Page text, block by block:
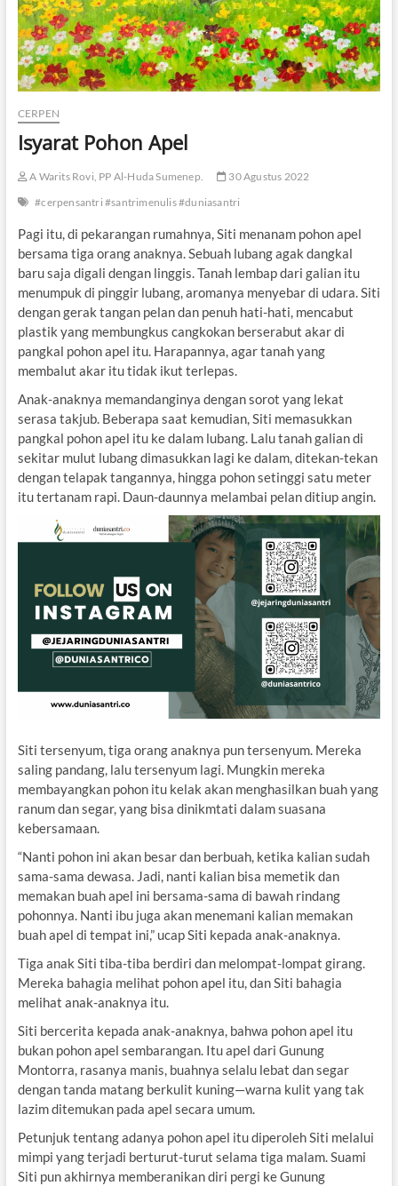
CERPEN
Isyarat Pohon Apel
A Warits Rovi, PP Al-Huda Sumenep.
30 Agustus 2022
#cerpensantri #santrimenulis #duniasantri
Pagi itu, di pekarangan rumahnya, Siti menanam pohon apel
bersama tiga orang anaknya. Sebuah lubang agak dangkal
baru saja digali dengan linggis. Tanah lembap dari galian itu
menumpuk di pinggir lubang, aromanya menyebar di udara. Siti
dengan gerak tangan pelan dan penuh hati-hati, mencabut
plastik yang membungkus cangkokan berserabut akar di
pangkal pohon apel itu. Harapannya, agar tanah yang
membalut akar itu tidak ikut terlepas.
Anak-anaknya memandanginya dengan sorot yang lekat
serasa takjub. Beberapa saat kemudian, Siti memasukkan
pangkal pohon apel itu ke dalam lubang. Lalu tanah galian di
sekitar mulut lubang dimasukkan lagi ke dalam, ditekan-tekan
dengan telapak tangannya, hingga pohon setinggi satu meter
itu tertanam rapi. Daun-daunnya melambai pelan ditiup angin.
Siti tersenyum, tiga orang anaknya pun tersenyum. Mereka
saling pandang, lalu tersenyum lagi. Mungkin mereka
membayangkan pohon itu kelak akan menghasilkan buah yang
ranum dan segar, yang bisa dinikmtati dalam suasana
kebersamaan.
“Nanti pohon ini akan besar dan berbuah, ketika kalian sudah
sama-sama dewasa. Jadi, nanti kalian bisa memetik dan
memakan buah apel ini bersama-sama di bawah rindang
pohonnya. Nanti ibu juga akan menemani kalian memakan
buah apel di tempat ini,” ucap Siti kepada anak-anaknya.
Tiga anak Siti tiba-tiba berdiri dan melompat-lompat girang.
Mereka bahagia melihat pohon apel itu, dan Siti bahagia
melihat anak-anaknya itu.
Siti bercerita kepada anak-anaknya, bahwa pohon apel itu
bukan pohon apel sembarangan. Itu apel dari Gunung
Montorra, rasanya manis, buahnya selalu lebat dan segar
dengan tanda matang berkulit kuning—warna kulit yang tak
lazim ditemukan pada apel secara umum.
Petunjuk tentang adanya pohon apel itu diperoleh Siti melalui
mimpi yang terjadi berturut-turut selama tiga malam. Suami
Siti pun akhirnya memberanikan diri pergi ke Gunung